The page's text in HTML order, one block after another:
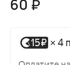
60 ₽